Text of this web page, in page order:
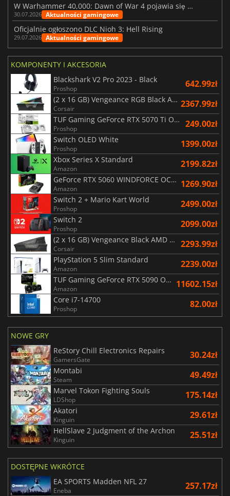
W Warhammer 40,000: Dawn of War 4 pojawia się frakcja Nekronów
30.07.2026 Aktualności gamingowe
Oficjalnie ogłoszono DLC Nioh 3: Hell Rising
29.07.2026 Aktualności gamingowe
KOMPONENTY I AKCESORIA
Blackshark V2 Pro 2023 - Black
Proshop 642.99zł
(2 x 16 GB) Vengeance RGB Black AMD Expo 6000 MHz - CAS 30
Corsair 2367.99zł
TUF Gaming GeForce RTX 5070 Ti OC White Edition 16GB
Proshop 249.00zł
Switch OLED White
Proshop 1399.00zł
Xbox Series X Standard
Amazon 2199.82zł
GeForce RTX 5060 WINDFORCE OC 8G
Amazon 1269.90zł
Switch 2 + Mario Kart World
Proshop 2499.00zł
Switch 2
Proshop 2099.00zł
(2 x 16 GB) Vengeance Black AMD Expo 6000 MHz - CAS 30
Corsair 2293.99zł
PlayStation 5 Slim Standard
Amazon 2239.00zł
TUF Gaming GeForce RTX 5090 OC Edition 32GB
Amazon 11602.15zł
Core i7-14700
Proshop 82.00zł
NOWE GRY
ReStory Chill Electronics Repairs
GamersGate 30.24zł
Montabi
Steam 49.49zł
Marvel Tokon Fighting Souls
LDShop 175.14zł
Akatori
Kinguin 29.61zł
HellSlave 2 Judgment of the Archon
Kinguin 25.51zł
DOSTĘPNE WKRÓTCE
EA SPORTS Madden NFL 27
Eneba 257.17zł